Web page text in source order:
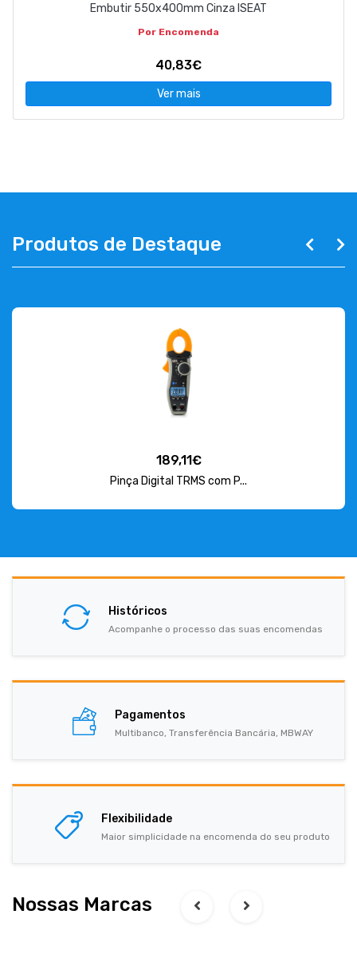
Embutir 550x400mm Cinza ISEAT
Por Encomenda
40,83€
Ver mais
Produtos de Destaque
189,11€
Pinça Digital TRMS com P...
Históricos
Acompanhe o processo das suas encomendas
Pagamentos
Multibanco, Transferência Bancária, MBWAY
Flexibilidade
Maior simplicidade na encomenda do seu produto
Nossas Marcas